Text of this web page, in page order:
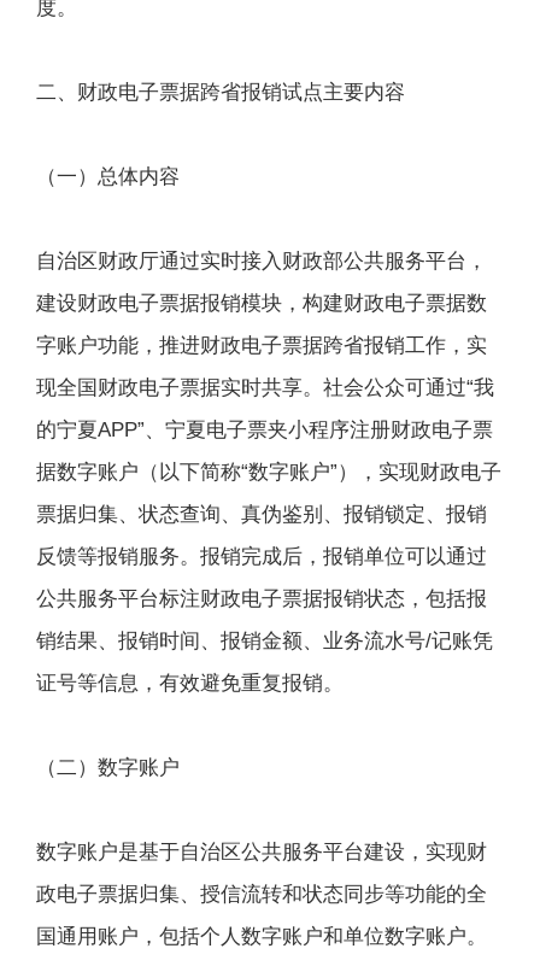
度。
二、财政电子票据跨省报销试点主要内容
（一）总体内容
自治区财政厅通过实时接入财政部公共服务平台，
建设财政电子票据报销模块，构建财政电子票据数
字账户功能，推进财政电子票据跨省报销工作，实
现全国财政电子票据实时共享。社会公众可通过“我
的宁夏APP”、宁夏电子票夹小程序注册财政电子票
据数字账户（以下简称“数字账户”），实现财政电子
票据归集、状态查询、真伪鉴别、报销锁定、报销
反馈等报销服务。报销完成后，报销单位可以通过
公共服务平台标注财政电子票据报销状态，包括报
销结果、报销时间、报销金额、业务流水号/记账凭
证号等信息，有效避免重复报销。
（二）数字账户
数字账户是基于自治区公共服务平台建设，实现财
政电子票据归集、授信流转和状态同步等功能的全
国通用账户，包括个人数字账户和单位数字账户。